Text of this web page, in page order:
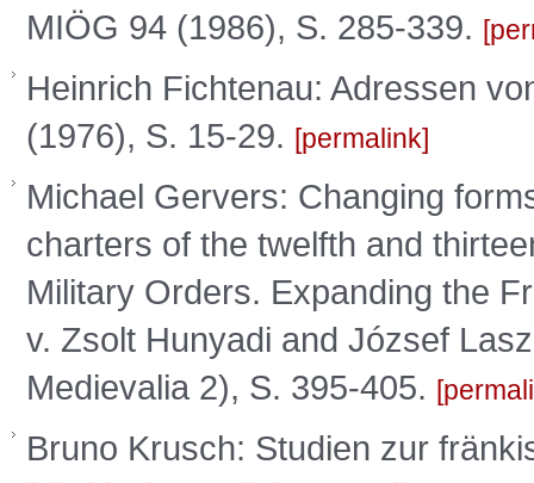
MIÖG 94 (1986), S. 285-339.
Heinrich Fichtenau: Adressen
(1976), S. 15-29.
permalink
Michael Gervers: Changing
charters of the twelfth and
Military Orders. Expanding the
v. Zsolt Hunyadi and József
Medievalia 2), S. 395-405.
Bruno Krusch: Studien zur